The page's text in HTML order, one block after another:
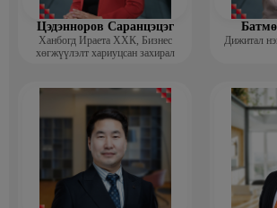
Цэдэнноров Саранцэцэг
Ханбогд Ираета ХХК, Бизнес
хөгжүүлэлт хариуцсан захирал
Дижитал